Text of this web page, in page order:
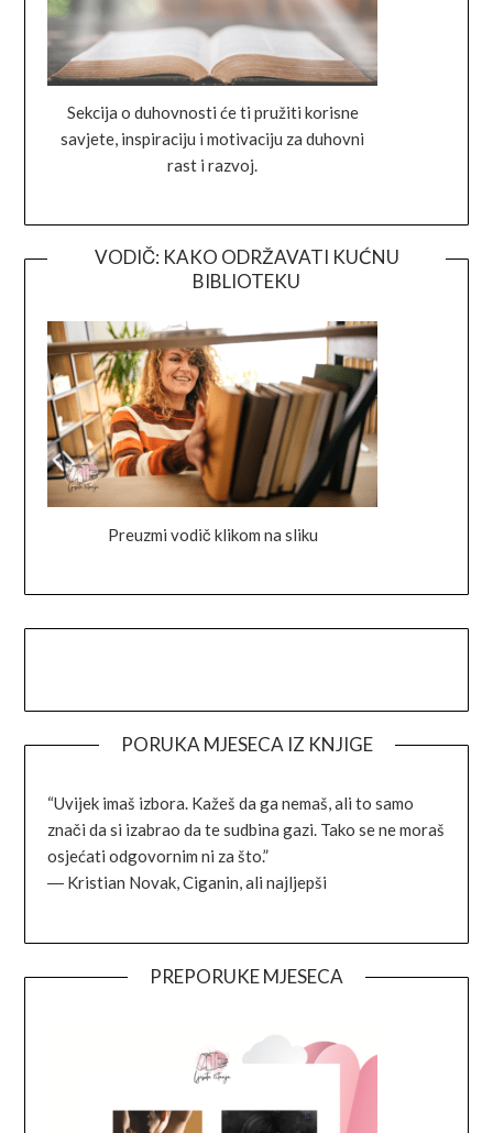
Sekcija o duhovnosti će ti pružiti korisne
savjete, inspiraciju i motivaciju za duhovni
rast i razvoj.
VODIČ: KAKO ODRŽAVATI KUĆNU
BIBLIOTEKU
Preuzmi vodič klikom na sliku
PORUKA MJESECA IZ KNJIGE
“Uvijek imaš izbora. Kažeš da ga nemaš, ali to samo
znači da si izabrao da te sudbina gazi. Tako se ne moraš
osjećati odgovornim ni za što.”
― Kristian Novak,Ciganin, ali najljepši
PREPORUKE MJESECA